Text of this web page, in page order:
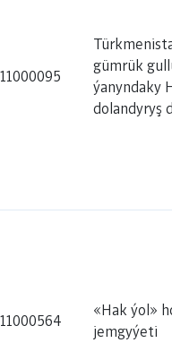
gümrük
ýanyndaky
dolandyryş
«Hak ýol»
jemgyýeti